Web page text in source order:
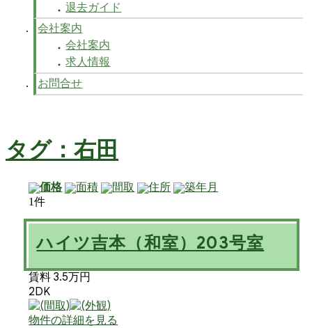
退去ガイド
会社案内
会社案内
求人情報
お問合せ
タグ：右田
価格 面積 間取 住所 築年月
1件
ハイツ吉本（和室）203号室
賃料 3.5万円
2DK
物件の詳細を見る